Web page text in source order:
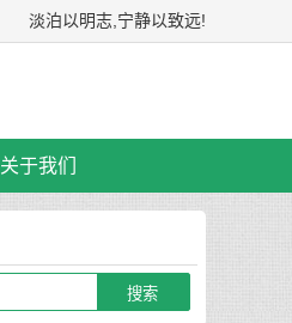
淡泊以明志,宁静以致远!
关于我们